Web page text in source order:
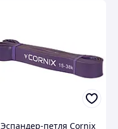
Эспандер-петля Cornix